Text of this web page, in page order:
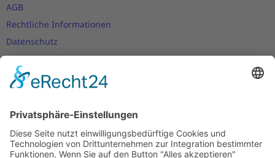
AGB
Rechtliche Informationen
Datenschutz
Nutzungsbedingungen
Versand- und Zahlungsbedingungen
Cookie-Einstellungen
Newsletter